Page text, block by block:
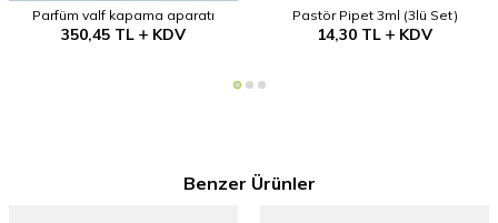
Parfüm valf kapama aparatı
350,45TL KDV
Pastör Pipet 3ml (3lü Set)
14,30 TL KDV
Benzer Ürünler